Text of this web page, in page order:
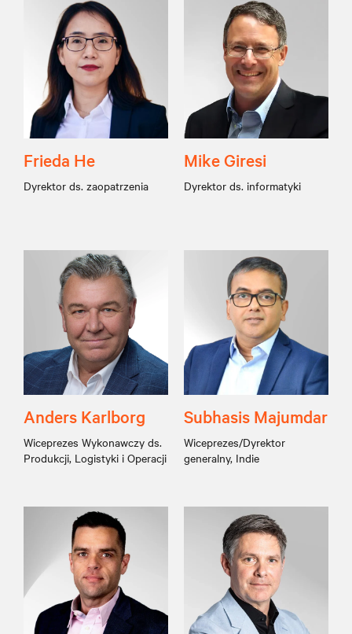
Frieda He
Dyrektor ds. zaopatrzenia
Mike Giresi
Dyrektor ds. informatyki
Anders Karlborg
Wiceprezes Wykonawczy ds.
Produkcji, Logistyki i Operacji
Subhasis Majumdar
Wiceprezes/Dyrektor
generalny, Indie